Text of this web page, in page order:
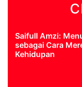
Saifull Amzi:
sebagai Cara
Kehidupan